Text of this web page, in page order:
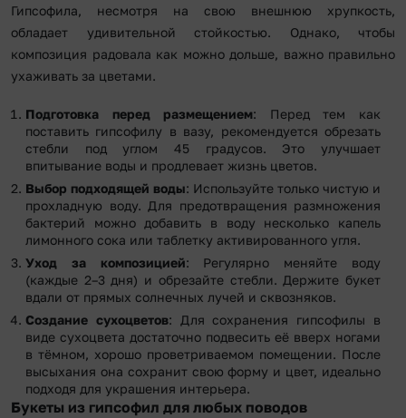
Гипсофила, несмотря на свою внешнюю хрупкость,
обладает удивительной стойкостью. Однако, чтобы
композиция радовала как можно дольше, важно правильно
ухаживать за цветами.
Подготовка перед размещением: Перед тем как
поставить гипсофилу в вазу, рекомендуется обрезать
стебли под углом 45 градусов. Это улучшает
впитывание воды и продлевает жизнь цветов.
Выбор подходящей воды: Используйте только чистую и
прохладную воду. Для предотвращения размножения
бактерий можно добавить в воду несколько капель
лимонного сока или таблетку активированного угля.
Уход за композицией: Регулярно меняйте воду
(каждые 2–3 дня) и обрезайте стебли. Держите букет
вдали от прямых солнечных лучей и сквозняков.
Создание сухоцветов: Для сохранения гипсофилы в
виде сухоцвета достаточно подвесить её вверх ногами
в тёмном, хорошо проветриваемом помещении. После
высыхания она сохранит свою форму и цвет, идеально
подходя для украшения интерьера.
Букеты из гипсофил для любых поводов